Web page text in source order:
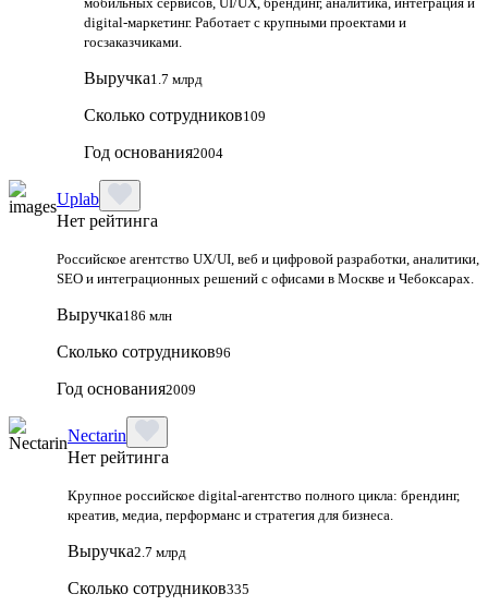
digital-маркетинг. Работает с крупными проектами и
госзаказчиками.
Выручка1.7 млрд
Сколько сотрудников109
Год основания2004
Uplab
Нет рейтинга
Российское агентство UX/UI, веб и цифровой разработки, аналитики,
SEO и интеграционных решений с офисами в Москве и Чебоксарах.
Выручка186 млн
Сколько сотрудников96
Год основания2009
Nectarin
Нет рейтинга
Крупное российское digital‑агентство полного цикла: брендинг,
креатив, медиа, перформанс и стратегия для бизнеса.
Выручка2.7 млрд
Сколько сотрудников335